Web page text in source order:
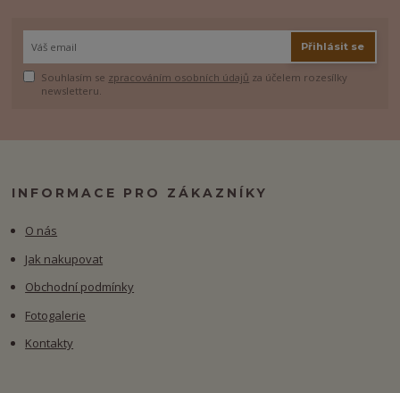
Přihlásit se
Souhlasím se zpracováním osobních údajů za účelem rozesílky
newsletteru.
INFORMACE PRO ZÁKAZNÍKY
O nás
Jak nakupovat
Obchodní podmínky
Fotogalerie
Kontakty